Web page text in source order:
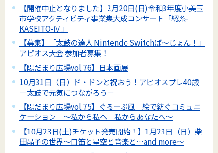
【開催中止となりました】2月20日(日)令和3年度小美玉
市学校アクティビティ事業集大成コンサート「綛糸-
KASEITO-Ⅳ」
【募集】「太鼓の達人 Nintendo Switchば～じょん！」
アピオス大会 参加者募集！
【陽だまり広場vol.76】日本画展
10月31日（日）ド・ドンと祝おう！アピオスプレ40歳
－太鼓で元気につながろう－
【陽だまり広場vol.75】ぐるーぷ風 絵で紡ぐコミュニ
ケーション ～私から私へ 私からあなたへ～
【10月23日(土)チケット発売開始！】1月23日（日）柴
田晶子の世界～口笛と星空と音楽と…and more～